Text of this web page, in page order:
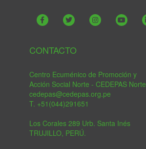
CONTACTO
Centro Ecuménico de Promoción y
Acción Social Norte - CEDEPAS Norte
cedepas@cedepas.org.pe
T. +51(044)291651
Los Corales 289 Urb. Santa Inés
TRUJILLO, PERÚ.